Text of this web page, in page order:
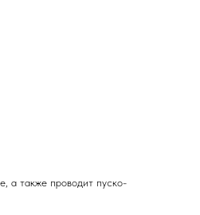
а также проводит пуско-